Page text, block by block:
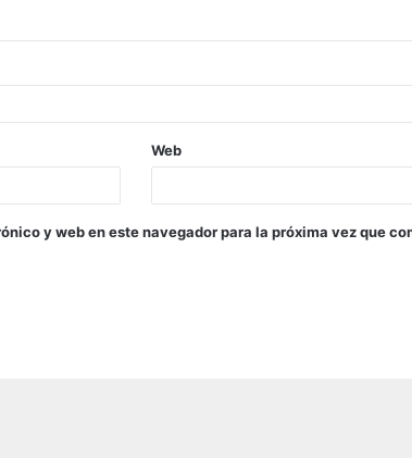
Web
y web en este navegador para la próxima vez que